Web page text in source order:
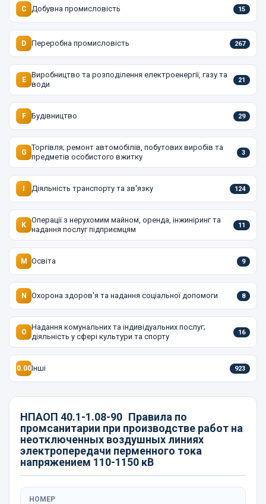
C Добувна промисловість 15
D Переробна промисловість 267
E
Виробництво та розподілення електроенергії, газу та
води
21
F Будівництво 29
G
Торгівля; ремонт автомобілів, побутових виробів та
предметів особистого вжитку
3
I Діяльність транспорту та зв'язку 124
K
Операції з нерухомим майном, оренда, інжиніринг та
надання послуг підприємцям
11
M Освіта 9
N Охорона здоров'я та надання соціальної допомоги 8
O
Надання комунальних та індивідуальних послуг;
діяльність у сфері культури та спорту
16
0.00Інші 923
НПАОП 40.1-1.08-90 Правила по
промсанитарии при производстве работ на
неотключенных воздушных линиях
электропередачи перменного тока
напряжением 110-1150 кВ
НОМЕР